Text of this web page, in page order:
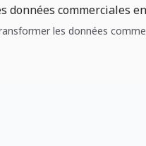
données commerciales
les données